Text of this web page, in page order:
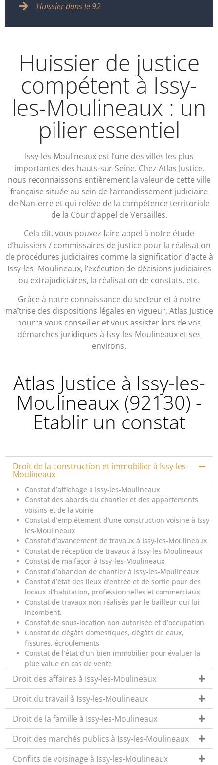
Huissier dans le 92
Huissier de justice
compétent à Issy-
les-Moulineaux : un
pilier essentiel
Issy-les-Moulineaux est l’une des villes les plus
importantes des hauts-sur-Seine. Chez Atlas Justice,
nous reconnaissons entièrement la valeur de cette ville
française située au sein de l’arrondissement judiciaire
de Nanterre et qui relève de la compétence territoriale
de la Cour d’appel de Versailles.
Cela dit, vous pouvez faire appel à notre étude
d’huissiers / commissaires de justice pour la réalisation
de procédures judiciaires comme la signification d’acte à
Issy-les -Moulineaux, l’exécution de décisions judiciaires
ou extrajudiciaires, la réalisation de constats, etc.
Grâce à notre connaissance du secteur et à notre
maîtrise des dispositions légales en vigueur, Atlas Justice
pourra vous conseiller et vous assister lors de vos
démarches juridiques à Issy-les-Moulineaux et ses
environs.
Atlas Justice à Issy-les-
Moulineaux (92130) -
Etablir un constat
Droit de la construction et immobilier à Issy-les-
Moulineaux
Constat d’affichage à Issy-les-Moulineaux
Constat des abords du chantier et des appartements
voisins et de la voirie
Constat d’empiétement d’une construction voisine à Issy-
les-Moulineaux
Constat d’avancement de travaux à Issy-les-Moulineaux
Constat de réception de travaux à Issy-les-Moulineaux
Constat de malfaçon à Issy-les-Moulineaux
Constat d’abandon de chantier à Issy-les-Moulineaux
Constat d’état des lieux d’entrée et de sortie pour des
locaux d’habitation, professionnelles et commerciaux
Constat de travaux non réalisés par le bailleur qui lui
incombent.
Constat de sous-location non autorisée et d’occupation
Constat de dégâts domestiques, dégâts de eaux,
fissures, écroulements
Constat de l’état d’un bien immobilier pour évaluer la
plue value en cas de vente
Droit des affaires à Issy-les-Moulineaux
Droit du travail à Issy-les-Moulineaux
Droit de la famille à Issy-les-Moulineaux
Droit des marchés publics à Issy-les-Moulineaux
Conflits de voisinage à Issy-les-Moulineaux